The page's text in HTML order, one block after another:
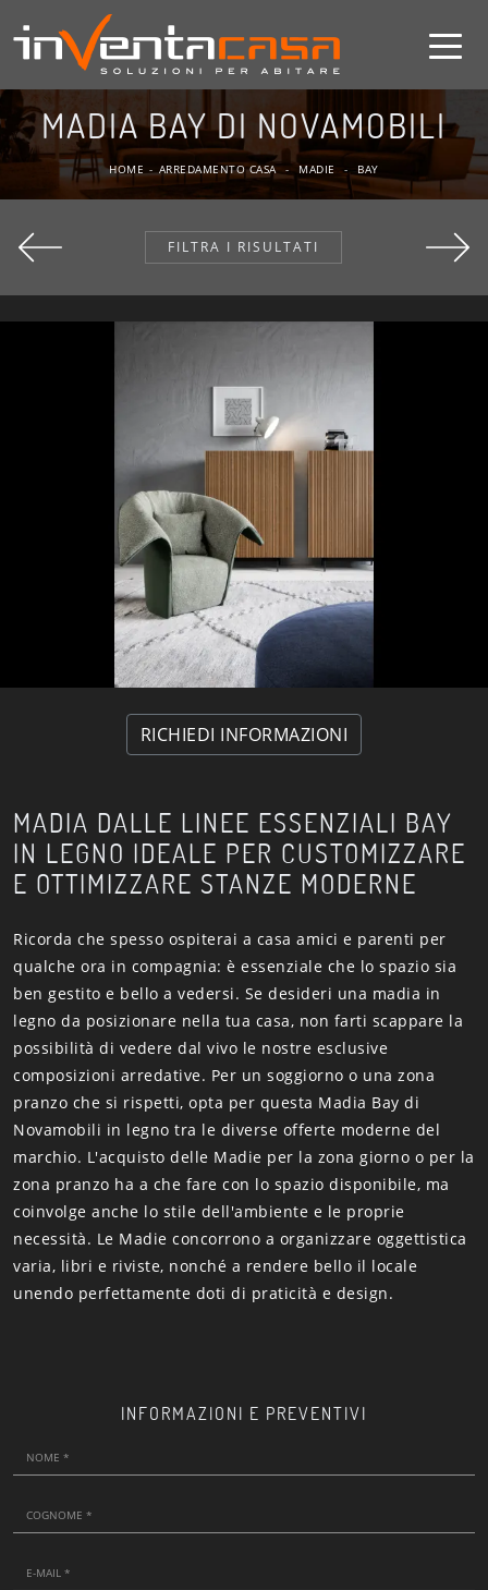
MADIA BAY DI NOVAMOBILI
HOME - ARREDAMENTO CASA - MADIE - BAY
FILTRA I RISULTATI
RICHIEDI INFORMAZIONI
MADIA DALLE LINEE ESSENZIALI BAY
IN LEGNO IDEALE PER CUSTOMIZZARE
E OTTIMIZZARE STANZE MODERNE
Ricorda che spesso ospiterai a casa amici e parenti per
qualche ora in compagnia: è essenziale che lo spazio sia
ben gestito e bello a vedersi. Se desideri una madia in
legno da posizionare nella tua casa, non farti scappare la
possibilità di vedere dal vivo le nostre esclusive
composizioni arredative. Per un soggiorno o una zona
pranzo che si rispetti, opta per questa Madia Bay di
Novamobili in legno tra le diverse offerte moderne del
marchio. L'acquisto delle Madie per la zona giorno o per la
zona pranzo ha a che fare con lo spazio disponibile, ma
coinvolge anche lo stile dell'ambiente e le proprie
necessità. Le Madie concorrono a organizzare oggettistica
varia, libri e riviste, nonché a rendere bello il locale
unendo perfettamente doti di praticità e design.
INFORMAZIONI E PREVENTIVI